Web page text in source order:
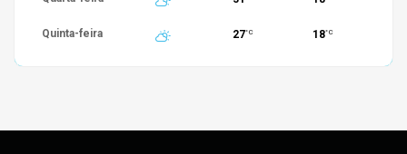
Quinta-feira 27°C 18°C